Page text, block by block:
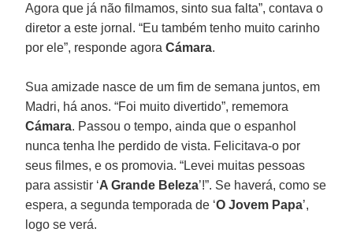
Agora que já não filmamos, sinto sua falta”, contava o
diretor a este jornal. “Eu também tenho muito carinho
por ele”, responde agoraCámara.
Sua amizade nasce de um fim de semana juntos, em
Madri, há anos. “Foi muito divertido”, rememora
Cámara. Passou o tempo, ainda que o espanhol
nunca tenha lhe perdido de vista. Felicitava-o por
seus filmes, e os promovia. “Levei muitas pessoas
para assistir ‘A Grande Beleza’!”. Se haverá, como se
espera, a segunda temporada de ‘O Jovem Papa’,
logo se verá.